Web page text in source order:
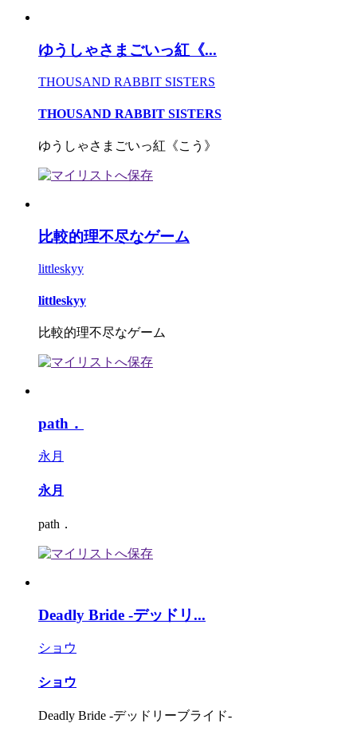
ゆうしゃさまごいっ紅《...
THOUSAND RABBIT SISTERS
THOUSAND RABBIT SISTERS
ゆうしゃさまごいっ紅《こう》
比較的理不尽なゲーム
littleskyy
littleskyy
比較的理不尽なゲーム
path．
永月
永月
path．
Deadly Bride -デッドリ...
ショウ
ショウ
Deadly Bride -デッドリーブライド-